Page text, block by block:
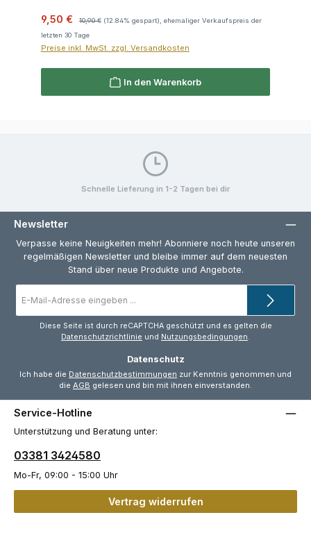
Verkaufspreis:
9,50 € Regulärer Preis:
10,90 € (12.84% gespart), ehemaliger Verkaufspreis der
letzten 30 Tage
Preise inkl. MwSt. zzgl. Versandkosten
In den Warenkorb
Schnelle Lieferung in 1-2 Tagen bei dir
Newsletter
Verpasse keine Neuigkeiten mehr! Abonniere noch heute unseren
regelmäßigen Newsletter und bleibe immer auf dem neuesten
Stand über neue Produkte und Angebote.
Mail-
Diese Seite ist durch reCAPTCHA geschützt und es gelten die
Datenschutzrichtlinie und Nutzungsbedingungen.
Datenschutz
Ich habe die Datenschutzbestimmungen zur Kenntnis genommen und
die AGB gelesen und bin mit ihnen einverstanden.
Service-Hotline
Unterstützung und Beratung unter:
03381 3424580
Mo-Fr, 09:00 - 15:00 Uhr
Vertrag widerrufen